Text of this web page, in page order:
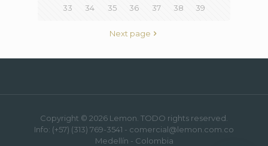
33 34 35 36 37 38 39
Next page
Copyright © 2026 Lemon. TODO rights reserved.
Info: (+57) (313) 769-3541 - comercial@lemon.com.co
Medellín - Colombia